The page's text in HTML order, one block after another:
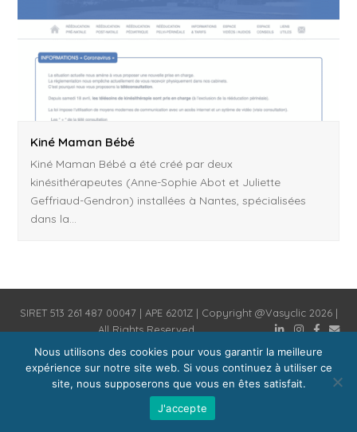
Kiné Maman Bébé
Kiné Maman Bébé a été créé par deux
kinésithérapeutes (Anne-Sophie Abot et Juliette
Geffriaud-Gendron) installées à Nantes, spécialisées
dans la…
SIRET 513 261 487 00047 | APE 6201Z | Copyright @Vasyclic 2026 |
All Rights Reserved
Nous utilisons des cookies pour vous garantir la meilleure
expérience sur notre site web. Si vous continuez à utiliser ce
site, nous supposerons que vous en êtes satisfait.
J'accepte